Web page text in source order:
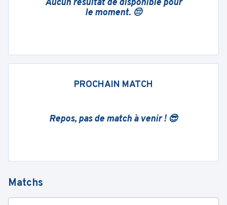
Aucun résultat de disponible pour
le moment. 😔
PROCHAIN MATCH
Repos, pas de match à venir ! 😎
Matchs